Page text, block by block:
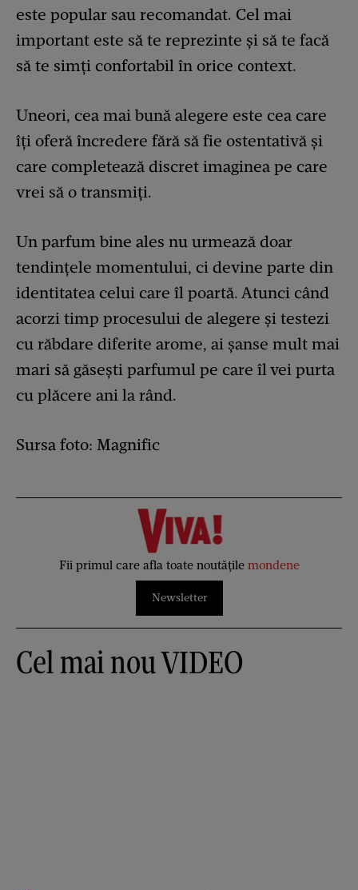
este popular sau recomandat. Cel mai
important este să te reprezinte și să te facă
să te simți confortabil în orice context.
Uneori, cea mai bună alegere este cea care
îți oferă încredere fără să fie ostentativă și
care completează discret imaginea pe care
vrei să o transmiți.
Un parfum bine ales nu urmează doar
tendințele momentului, ci devine parte din
identitatea celui care îl poartă. Atunci când
acorzi timp procesului de alegere și testezi
cu răbdare diferite arome, ai șanse mult mai
mari să găsești parfumul pe care îl vei purta
cu plăcere ani la rând.
Sursa foto: Magnific
Fii primul care afla toate noutățile mondene
Newsletter
Cel mai nou VIDEO